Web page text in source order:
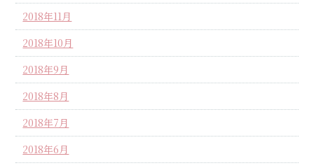
2018年11月
2018年10月
2018年9月
2018年8月
2018年7月
2018年6月